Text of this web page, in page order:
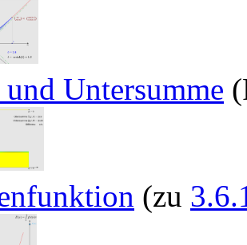
Untersumme
(zu